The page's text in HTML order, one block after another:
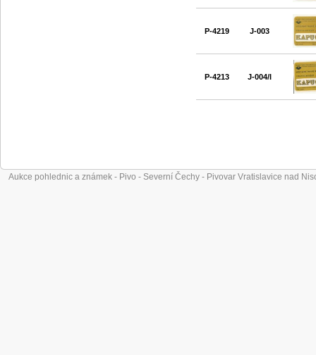
P-4219 J-003
P-4213 J-004/I
Aukce pohlednic a známek - Pivo - Severní Čechy - Pivovar Vratislavice nad